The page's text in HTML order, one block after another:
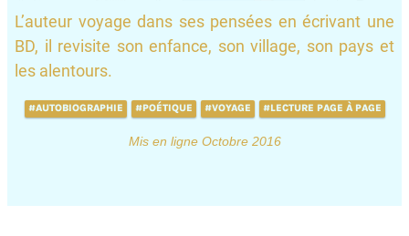
L’auteur voyage dans ses pensées en écrivant une
BD, il revisite son enfance, son village, son pays et
les alentours.
#AUTOBIOGRAPHIE #POÉTIQUE #VOYAGE #LECTURE PAGE À PAGE
Mis en ligne Octobre 2016